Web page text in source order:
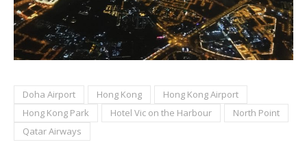
Doha Airport Hong Kong
Hong Kong Airport
Hong Kong Park
Hotel Vic on the Harbour
North Point
Qatar Airways